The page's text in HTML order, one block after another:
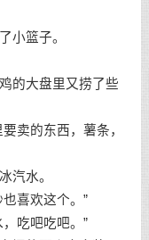
小篮子。
的大盘里又捞了些
卖的东西，薯条，
汽水。
喜欢这个。”
吃吧吃吧。”